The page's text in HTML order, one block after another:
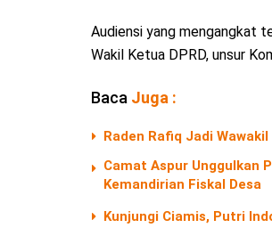
Audiensi yang mengangkat
Wakil Ketua DPRD, unsur
Baca Juga :
Raden Rafiq Jadi
Camat Aspur Unggulkan
Kemandirian Fiskal Desa
Kunjungi Ciamis, Putri